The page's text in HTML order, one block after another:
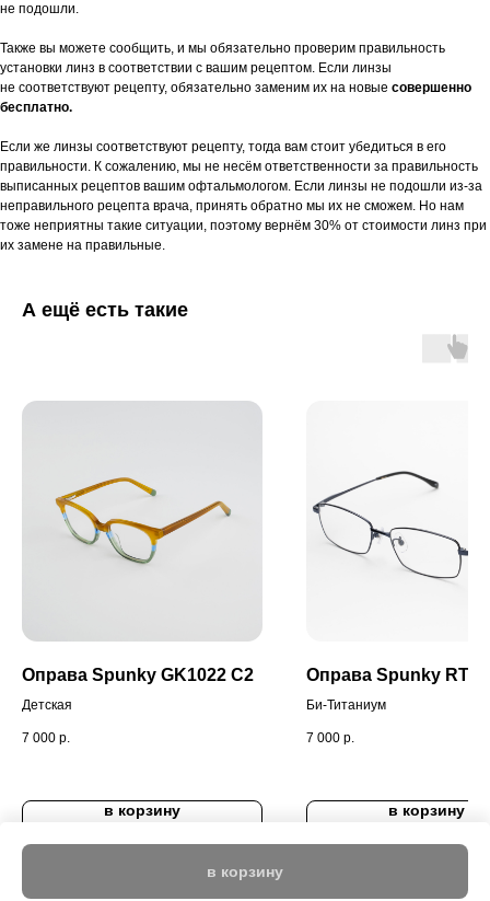
в корзину
не подошли.
Также вы можете сообщить, и мы обязательно проверим правильность
установки линз в соответствии с вашим рецептом. Если линзы
не соответствуют рецепту, обязательно заменим их на новые совершенно
бесплатно.
Если же линзы соответствуют рецепту, тогда вам стоит убедиться в его
правильности. К сожалению, мы не несём ответственности за правильность
выписанных рецептов вашим офтальмологом. Если линзы не подошли из-за
неправильного рецепта врача, принять обратно мы их не сможем. Но нам
тоже неприятны такие ситуации, поэтому вернём 30% от стоимости линз при
их замене на правильные.
А ещё есть такие
Оправа Spunky GK1022 C2
Детская
7 000 р.
в корзину
Оправа Spunky RT-
Би-Титаниум
7 000 р.
в корзину